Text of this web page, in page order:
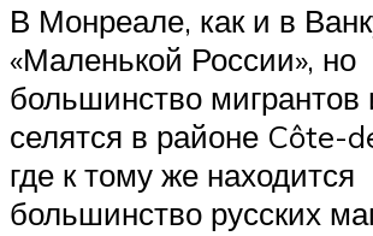
В Монреале, как и в
«Маленькой России», но
большинство мигрантов
селятся в районе Côte-
где к тому же находится
большинство русских